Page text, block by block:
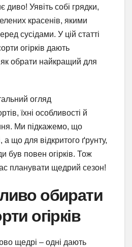
Уявіть собі грядки,
красенів, якими
сусідами. У цій статті
огірків дають
як обрати найкращий для
огляд
їхні особливості й
Ми підкажемо, що
а що для відкритого ґрунту,
був повен огірків. Тож
планувати щедрий сезон!
обирати
огірків
щедрі – одні дають